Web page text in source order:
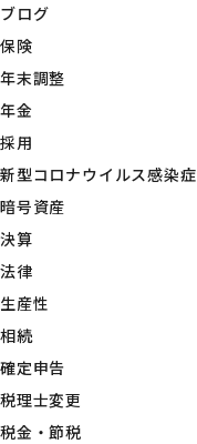
ブログ
保険
年末調整
年金
採用
新型コロナウイルス感染症
暗号資産
決算
法律
生産性
相続
確定申告
税理士変更
税金・節税